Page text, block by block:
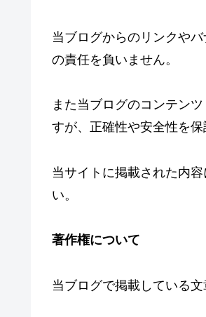
当ブログからのリンクや
の責任を負いません。
また当ブログのコンテン
すが、正確性や安全性を
当サイトに掲載された内
い。
著作権について
当ブログで掲載している